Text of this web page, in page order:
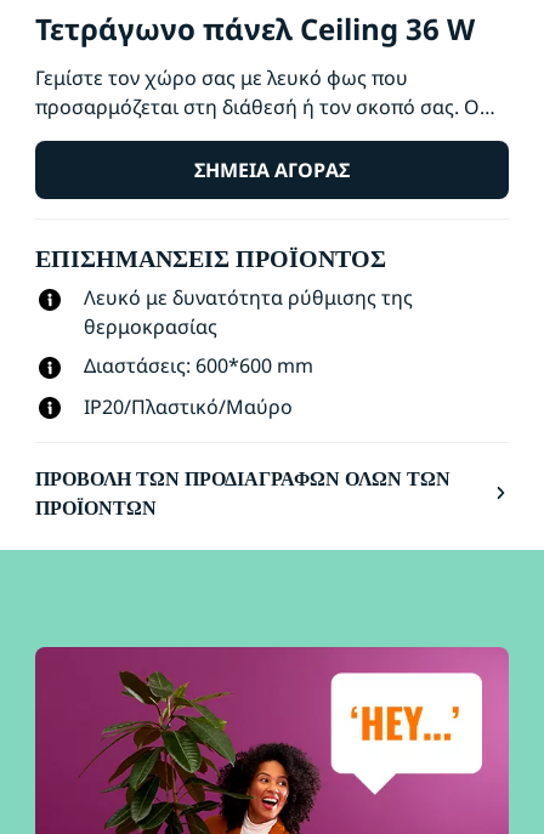
Τετράγωνο πάνελ Ceiling 36 W
Γεμίστε τον χώρο σας με λευκό φως που
προσαρμόζεται στη διάθεσή ή τον σκοπό σας. Ο
κομψός σχεδιασμός και η εύκολη εγκατάσταση το
καθιστούν ένα άνετο και απρόσκοπτο μέρος του
χώρου σας.
ΣΗΜΕΊΑ ΑΓΟΡΆΣ
ΕΠΙΣΗΜΆΝΣΕΙΣ ΠΡΟΪΌΝΤΟΣ
Λευκό με δυνατότητα ρύθμισης της
θερμοκρασίας
Διαστάσεις: 600*600 mm
IP20/Πλαστικό/Μαύρο
ΠΡΟΒΟΛΉ ΤΩΝ ΠΡΟΔΙΑΓΡΑΦΏΝ ΌΛΩΝ ΤΩΝ
ΠΡΟΪΌΝΤΩΝ